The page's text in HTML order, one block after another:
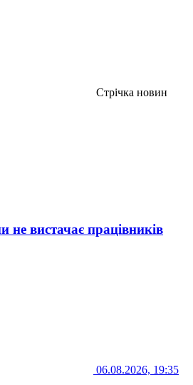
Стрічка новин
вистачає працівників
06.08.2026, 19:35